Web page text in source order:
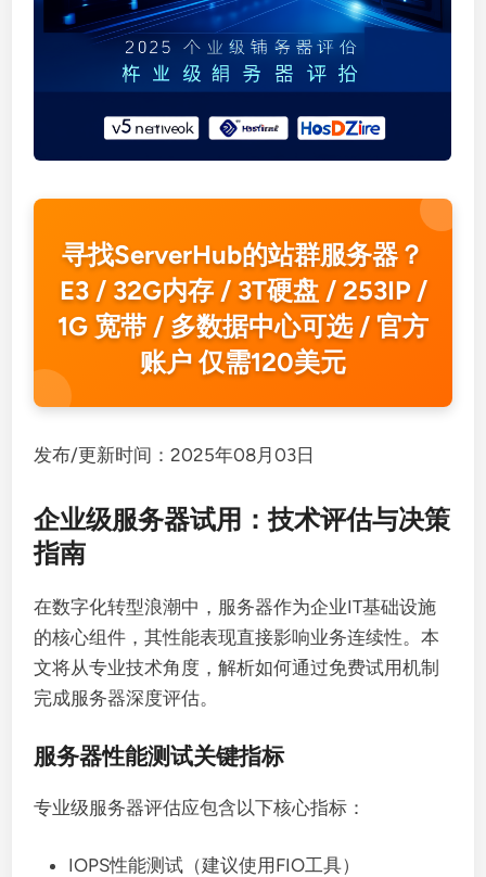
寻找ServerHub的站群服务器？
E3 / 32G内存 / 3T硬盘 / 253IP /
1G 宽带 / 多数据中心可选 / 官方
账户 仅需120美元
发布/更新时间：2025年08月03日
企业级服务器试用：技术评估与决策
指南
在数字化转型浪潮中，服务器作为企业IT基础设施
的核心组件，其性能表现直接影响业务连续性。本
文将从专业技术角度，解析如何通过免费试用机制
完成服务器深度评估。
服务器性能测试关键指标
专业级服务器评估应包含以下核心指标：
IOPS性能测试（建议使用FIO工具）